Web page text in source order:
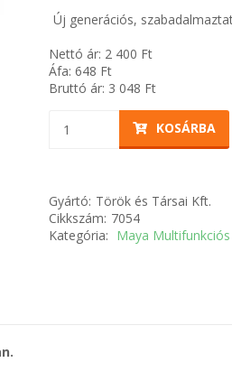
Új generációs,
Nettó ár: 2 400 Ft
Áfa: 648 Ft
Bruttó ár: 3 048 Ft
KOSÁRBA
Gyártó: Török és Társai Kft.
Cikkszám: 7054
Kategória: Maya